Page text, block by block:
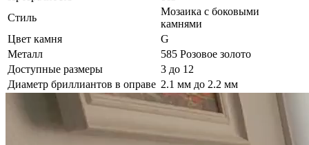
Стиль
Мозаика с боковыми
камнями
Цвет камня
G
Металл
585 Розовое золото
Доступные размеры
3 до 12
Диаметр бриллиантов в оправе 2.1 мм до 2.2 мм